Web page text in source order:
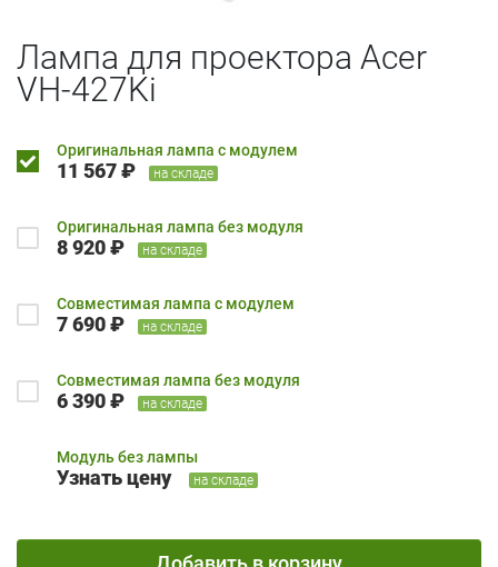
Лампа для проектора Acer
VH-427Ki
Оригинальная лампа с модулем
11 567 ₽ на складе
Оригинальная лампа без модуля
8 920 ₽ на складе
Совместимая лампа с модулем
7 690 ₽ на складе
Совместимая лампа без модуля
6 390 ₽ на складе
Модуль без лампы
Узнать цену на складе